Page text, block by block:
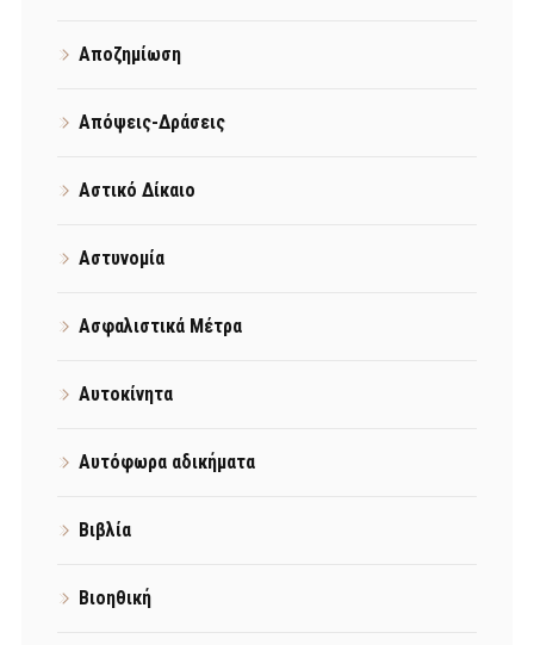
Αποζημίωση
Απόψεις-Δράσεις
Αστικό Δίκαιο
Αστυνομία
Ασφαλιστικά Μέτρα
Αυτοκίνητα
Αυτόφωρα αδικήματα
Βιβλία
Βιοηθική